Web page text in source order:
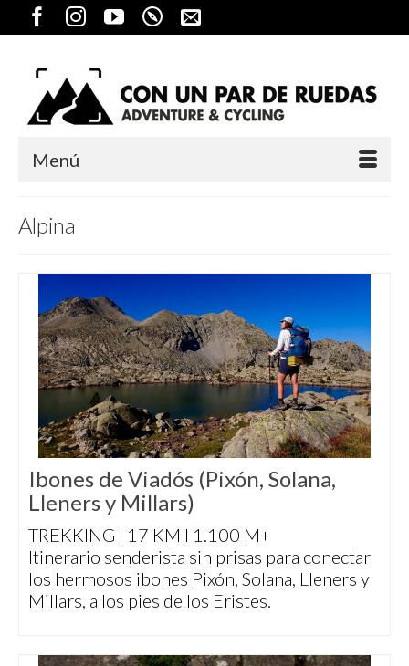
Menú
Alpina
Ibones de Viadós (Pixón, Solana,
Lleners y Millars)
TREKKING I 17 KM I 1.100 M+
Itinerario senderista sin prisas para conectar
los hermosos ibones Pixón, Solana, Lleners y
Millars, a los pies de los Eristes.